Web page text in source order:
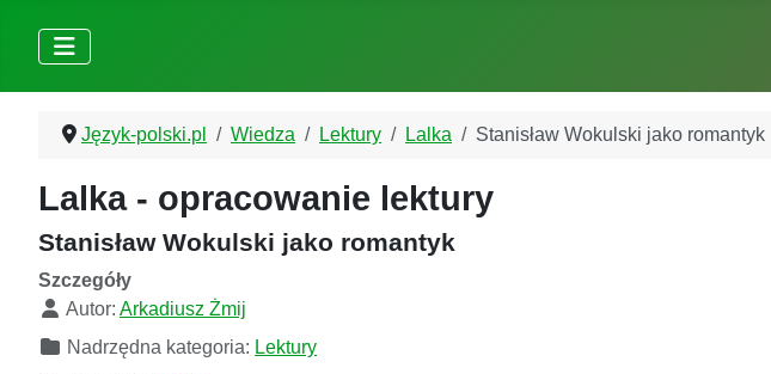
Język-polski.pl Wiedza Lektury Lalka Stanisław Wokulski jako romantyk
Lalka - opracowanie lektury
Stanisław Wokulski jako romantyk
Szczegóły
Autor: Arkadiusz Żmij
Nadrzędna kategoria: Lektury